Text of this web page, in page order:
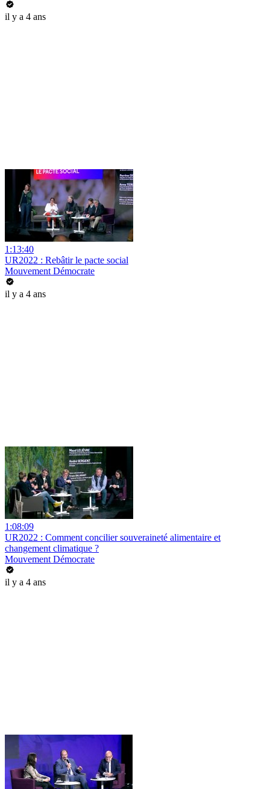
il y a 4 ans
1:13:40
UR2022 : Rebâtir le pacte social
Mouvement Démocrate
il y a 4 ans
1:08:09
UR2022 : Comment concilier souveraineté alimentaire et
changement climatique ?
Mouvement Démocrate
il y a 4 ans